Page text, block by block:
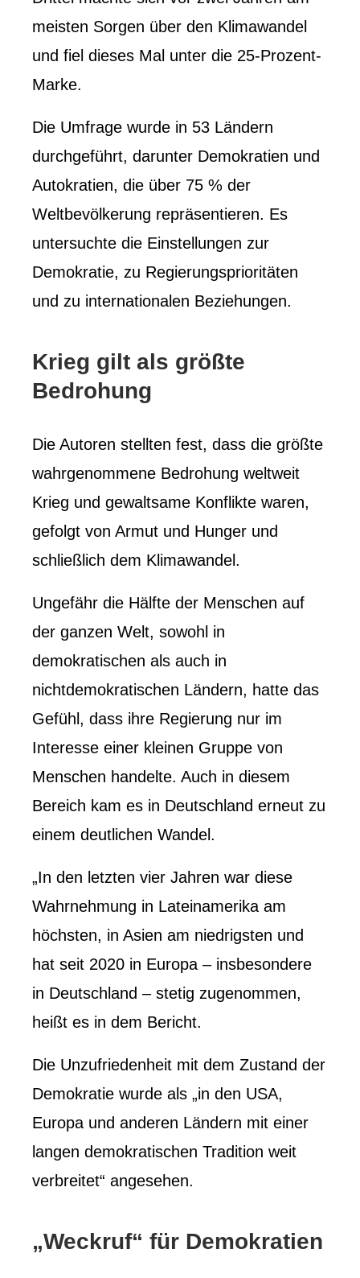
meisten Sorgen über den Klimawandel
und fiel dieses Mal unter die 25-Prozent-
Marke.
Die Umfrage wurde in 53 Ländern
durchgeführt, darunter Demokratien und
Autokratien, die über 75 % der
Weltbevölkerung repräsentieren. Es
untersuchte die Einstellungen zur
Demokratie, zu Regierungsprioritäten
und zu internationalen Beziehungen.
Krieg gilt als größte
Bedrohung
Die Autoren stellten fest, dass die größte
wahrgenommene Bedrohung weltweit
Krieg und gewaltsame Konflikte waren,
gefolgt von Armut und Hunger und
schließlich dem Klimawandel.
Ungefähr die Hälfte der Menschen auf
der ganzen Welt, sowohl in
demokratischen als auch in
nichtdemokratischen Ländern, hatte das
Gefühl, dass ihre Regierung nur im
Interesse einer kleinen Gruppe von
Menschen handelte. Auch in diesem
Bereich kam es in Deutschland erneut zu
einem deutlichen Wandel.
„In den letzten vier Jahren war diese
Wahrnehmung in Lateinamerika am
höchsten, in Asien am niedrigsten und
hat seit 2020 in Europa – insbesondere
in Deutschland – stetig zugenommen,
heißt es in dem Bericht.
Die Unzufriedenheit mit dem Zustand der
Demokratie wurde als „in den USA,
Europa und anderen Ländern mit einer
langen demokratischen Tradition weit
verbreitet“ angesehen.
„Weckruf“ für Demokratien